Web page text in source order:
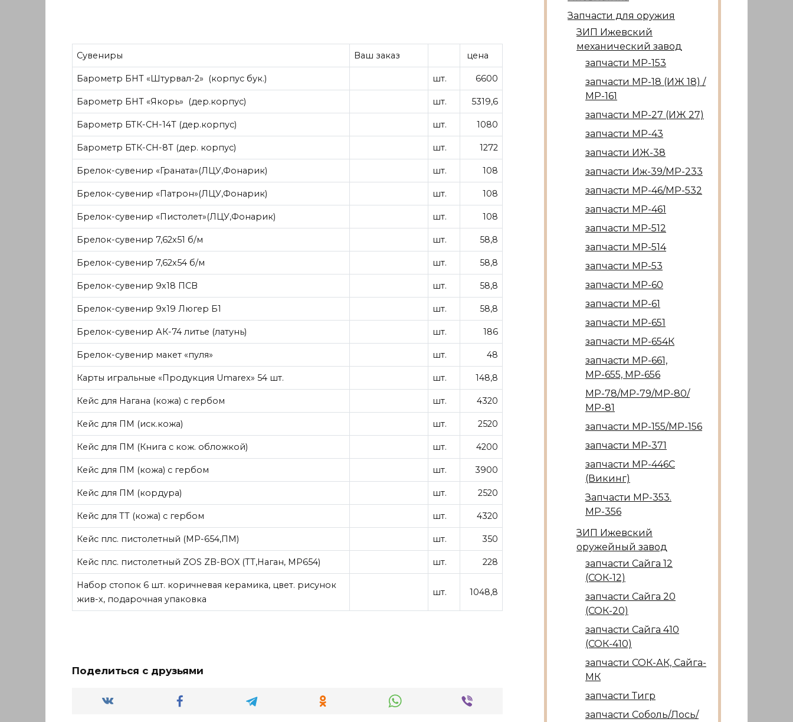
Сувениры Ваш заказ цена
Барометр БНТ «Штурвал-2» (корпус бук.) шт. 6600
Барометр БНТ «Якорь» (дер.корпус) шт. 5319,6
Барометр БТК-СН-14Т (дер.корпус) шт. 1080
Барометр БТК-СН-8Т (дер. корпус) шт. 1272
Брелок-сувенир «Граната»(ЛЦУ,Фонарик) шт. 108
Брелок-сувенир «Патрон»(ЛЦУ,Фонарик) шт. 108
Брелок-сувенир «Пистолет»(ЛЦУ,Фонарик) шт. 108
Брелок-сувенир 7,62х51 б/м шт. 58,8
Брелок-сувенир 7,62х54 б/м шт. 58,8
Брелок-сувенир 9х18 ПСВ шт. 58,8
Брелок-сувенир 9х19 Люгер Б1 шт. 58,8
Брелок-сувенир АК-74 литье (латунь) шт. 186
Брелок-сувенир макет «пуля» шт. 48
Карты игральные «Продукция Umarex» 54 шт. шт. 148,8
Кейс для Нагана (кожа) с гербом шт. 4320
Кейс для ПМ (иск.кожа) шт. 2520
Кейс для ПМ (Книга с кож. обложкой) шт. 4200
Кейс для ПМ (кожа) с гербом шт. 3900
Кейс для ПМ (кордура) шт. 2520
Кейс для ТТ (кожа) с гербом шт. 4320
Кейс плс. пистолетный (МР-654,ПМ) шт. 350
Кейс плс. пистолетный ZOS ZB-BOX (ТТ,Наган, МР654) шт. 228
Набор стопок 6 шт. коричневая керамика, цвет. рисунок
жив-х, подарочная упаковка
шт. 1048,8
Поделиться с друзьями
Запчасти для оружия
ЗИП Ижевский
механический завод
запчасти МР-153
запчасти МР-18 (ИЖ 18) /
МР-161
запчасти МР-27 (ИЖ 27)
запчасти МР-43
запчасти ИЖ-38
запчасти Иж-39/МР-233
запчасти МР-46/МР-532
запчасти МР-461
запчасти МР-512
запчасти МР-514
запчасти МР-53
запчасти МР-60
запчасти МР-61
запчасти МР-651
запчасти МР-654К
запчасти МР-661,
МР-655, МР-656
МР-78/МР-79/МР-80/
МР-81
запчасти МР-155/МР-156
запчасти МР-371
запчасти МР-446С
(Викинг)
Запчасти МР-353.
МР-356
ЗИП Ижевский
оружейный завод
запчасти Сайга 12
(СОК-12)
запчасти Сайга 20
(СОК-20)
запчасти Сайга 410
(СОК-410)
запчасти СОК-АК, Сайга-
МК
запчасти Тигр
запчасти Соболь/Лось/